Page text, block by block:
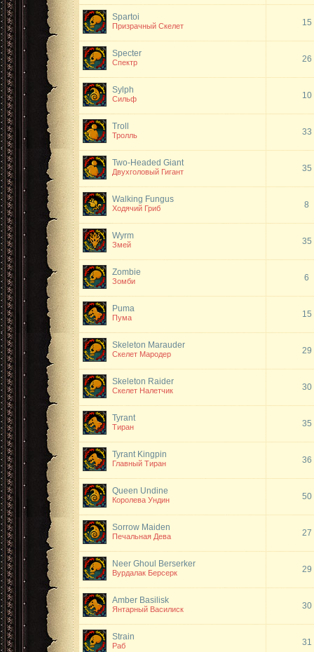
Spartoi
Призрачный Скелет 15
Specter
Спектр 26
Sylph
Сильф 10
Troll
Тролль 33
Two-Headed Giant
Двухголовый Гигант 35
Walking Fungus
Ходячий Гриб 8
Wyrm
Змей 35
Zombie
Зомби 6
Puma
Пума 15
Skeleton Marauder
Скелет Мародер 29
Skeleton Raider
Скелет Налетчик 30
Tyrant
Тиран 35
Tyrant Kingpin
Главный Тиран 36
Queen Undine
Королева Ундин 50
Sorrow Maiden
Печальная Дева 27
Neer Ghoul Berserker
Вурдалак Берсерк 29
Amber Basilisk
Янтарный Василиск 30
Strain
Раб 31